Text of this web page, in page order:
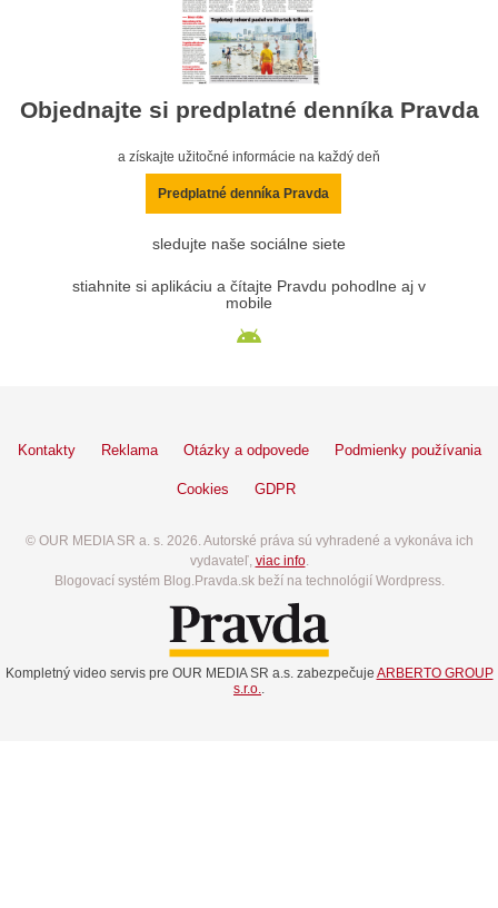
Objednajte si predplatné denníka Pravda
a získajte užitočné informácie na každý deň
Predplatné denníka Pravda
sledujte naše sociálne siete
stiahnite si aplikáciu a čítajte Pravdu pohodlne aj v
mobile
Kontakty Reklama Otázky a odpovede Podmienky používania
Cookies GDPR
© OUR MEDIA SR a. s. 2026. Autorské práva sú vyhradené a vykonáva ich
vydavateľ, viac info.
Blogovací systém Blog.Pravda.sk beží na technológií Wordpress.
Kompletný video servis pre OUR MEDIA SR a.s. zabezpečuje ARBERTO GROUP
s.r.o.